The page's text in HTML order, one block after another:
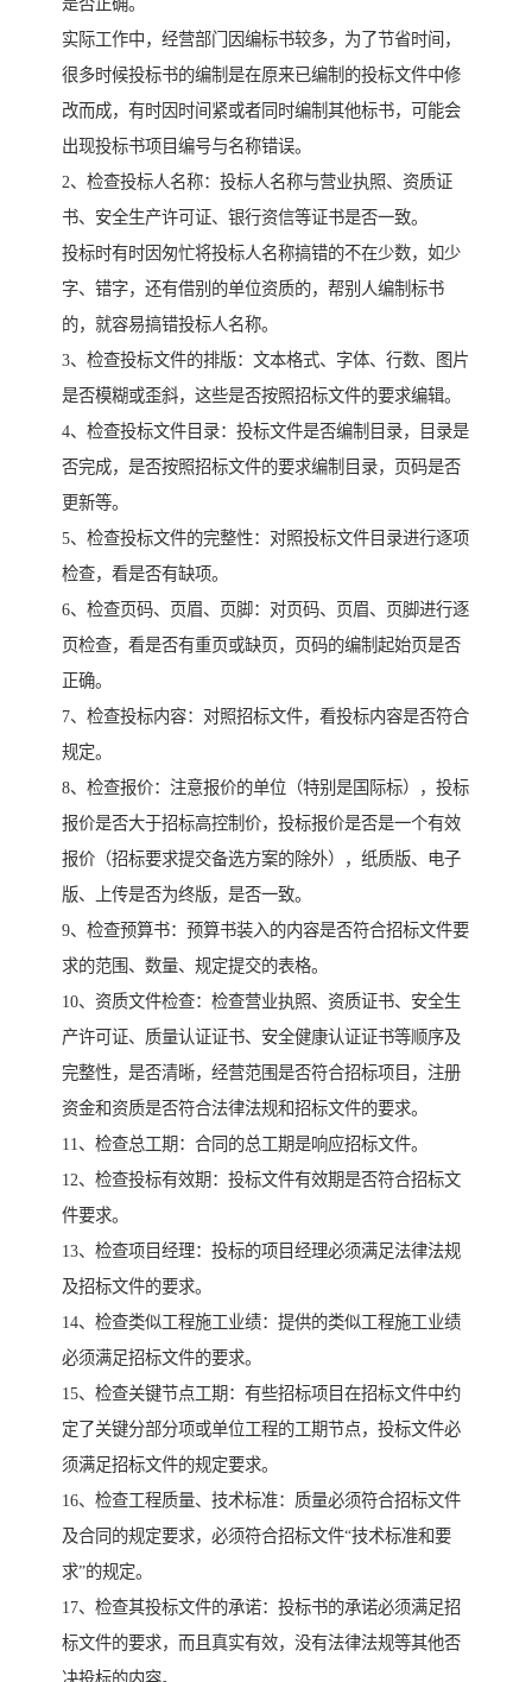
是否正确。
实际工作中，经营部门因编标书较多，为了节省时间，
很多时候投标书的编制是在原来已编制的投标文件中修
改而成，有时因时间紧或者同时编制其他标书，可能会
出现投标书项目编号与名称错误。
2、检查投标人名称：投标人名称与营业执照、资质证
书、安全生产许可证、银行资信等证书是否一致。
投标时有时因匆忙将投标人名称搞错的不在少数，如少
字、错字，还有借别的单位资质的，帮别人编制标书
的，就容易搞错投标人名称。
3、检查投标文件的排版：文本格式、字体、行数、图片
是否模糊或歪斜，这些是否按照招标文件的要求编辑。
4、检查投标文件目录：投标文件是否编制目录，目录是
否完成，是否按照招标文件的要求编制目录，页码是否
更新等。
5、检查投标文件的完整性：对照投标文件目录进行逐项
检查，看是否有缺项。
6、检查页码、页眉、页脚：对页码、页眉、页脚进行逐
页检查，看是否有重页或缺页，页码的编制起始页是否
正确。
7、检查投标内容：对照招标文件，看投标内容是否符合
规定。
8、检查报价：注意报价的单位（特别是国际标），投标
报价是否大于招标高控制价，投标报价是否是一个有效
报价（招标要求提交备选方案的除外），纸质版、电子
版、上传是否为终版，是否一致。
9、检查预算书：预算书装入的内容是否符合招标文件要
求的范围、数量、规定提交的表格。
10、资质文件检查：检查营业执照、资质证书、安全生
产许可证、质量认证证书、安全健康认证证书等顺序及
完整性，是否清晰，经营范围是否符合招标项目，注册
资金和资质是否符合法律法规和招标文件的要求。
11、检查总工期：合同的总工期是响应招标文件。
12、检查投标有效期：投标文件有效期是否符合招标文
件要求。
13、检查项目经理：投标的项目经理必须满足法律法规
及招标文件的要求。
14、检查类似工程施工业绩：提供的类似工程施工业绩
必须满足招标文件的要求。
15、检查关键节点工期：有些招标项目在招标文件中约
定了关键分部分项或单位工程的工期节点，投标文件必
须满足招标文件的规定要求。
16、检查工程质量、技术标准：质量必须符合招标文件
及合同的规定要求，必须符合招标文件“技术标准和要
求”的规定。
17、检查其投标文件的承诺：投标书的承诺必须满足招
标文件的要求，而且真实有效，没有法律法规等其他否